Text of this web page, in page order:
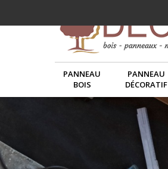
PANNEAU
BOIS
PANNEAU
DÉCORATIF